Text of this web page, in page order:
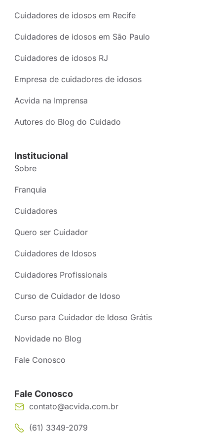
Cuidadores de idosos em Recife
Cuidadores de idosos em São Paulo
Cuidadores de idosos RJ
Empresa de cuidadores de idosos
Acvida na Imprensa
Autores do Blog do Cuidado
Institucional
Sobre
Franquia
Cuidadores
Quero ser Cuidador
Cuidadores de Idosos
Cuidadores Profissionais
Curso de Cuidador de Idoso
Curso para Cuidador de Idoso Grátis
Novidade no Blog
Fale Conosco
Fale Conosco
contato@acvida.com.br
(61) 3349-2079